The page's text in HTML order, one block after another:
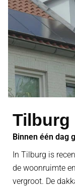
Tilburg
Binnen één dag
In Tilburg is
de woonruimte
vergroot. De